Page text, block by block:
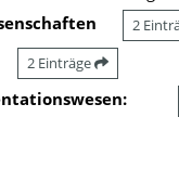
2
2 Einträge